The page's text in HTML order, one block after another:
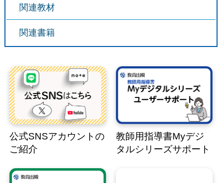
関連教材
関連書籍
公式SNSアカウントの
ご紹介
教師用指導書Myデジ
タルシリーズサポート